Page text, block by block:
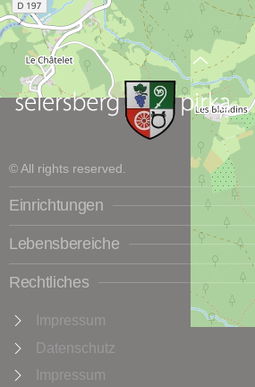
© All rights reserved.
Einrichtungen
Lebensbereiche
Rechtliches
Impressum
Datenschutz
Impressum